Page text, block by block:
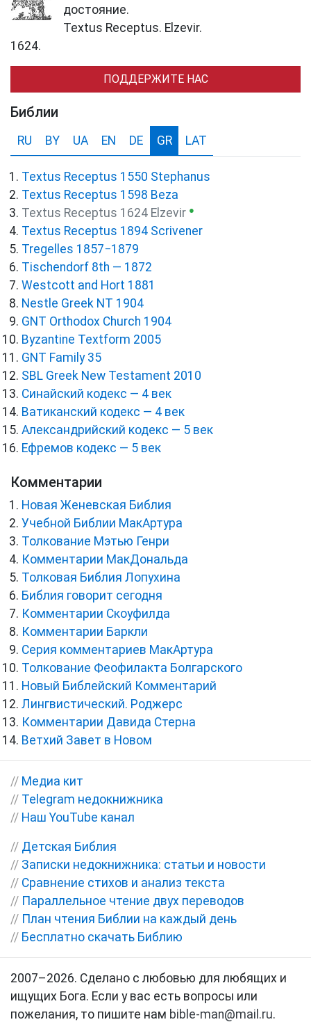
достояние.
Textus Receptus. Elzevir.
1624.
ПОДДЕРЖИТЕ НАС
Библии
RU BY UA EN DE GR LAT
Textus Receptus 1550 Stephanus
Textus Receptus 1598 Beza
Textus Receptus 1624 Elzevir ●
Textus Receptus 1894 Scrivener
Tregelles 1857−1879
Tischendorf 8th — 1872
Westcott and Hort 1881
Nestle Greek NT 1904
GNT Orthodox Church 1904
Byzantine Textform 2005
GNT Family 35
SBL Greek New Testament 2010
Синайский кодекс — 4 век
Ватиканский кодекс — 4 век
Александрийский кодекс — 5 век
Ефремов кодекс — 5 век
Комментарии
Новая Женевская Библия
Учебной Библии МакАртура
Толкование Мэтью Генри
Комментарии МакДональда
Толковая Библия Лопухина
Библия говорит сегодня
Комментарии Скоуфилда
Комментарии Баркли
Серия комментариев МакАртура
Толкование Феофилакта Болгарского
Новый Библейский Комментарий
Лингвистический. Роджерс
Комментарии Давида Стерна
Ветхий Завет в Новом
// Медиа кит
// Telegram недокнижника
// Наш YouTube канал
// Детская Библия
// Записки недокнижника: статьи и новости
// Сравнение стихов и анализ текста
// Параллельное чтение двух переводов
// План чтения Библии на каждый день
// Бесплатно скачать Библию
2007–2026. Сделано с любовью для любящих и
ищущих Бога. Если у вас есть вопросы или
пожелания, то пишите нам bible-man@mail.ru.